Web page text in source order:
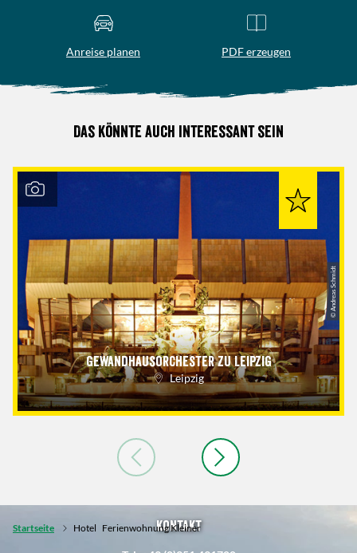
Anreise planen PDF erzeugen
Das könnte auch interessant sein
Gewandhausorchester zu Leipzig
Leipzig
© Andreas Schmidt
Startseite Hotel Ferienwohnung Kleiner
Kontakt